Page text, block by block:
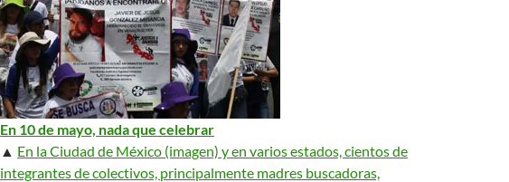
En 10 de mayo, nada que celebrar
▲ En la Ciudad de México (imagen) y en varios estados, cientos de
integrantes de colectivos, principalmente madres buscadoras,